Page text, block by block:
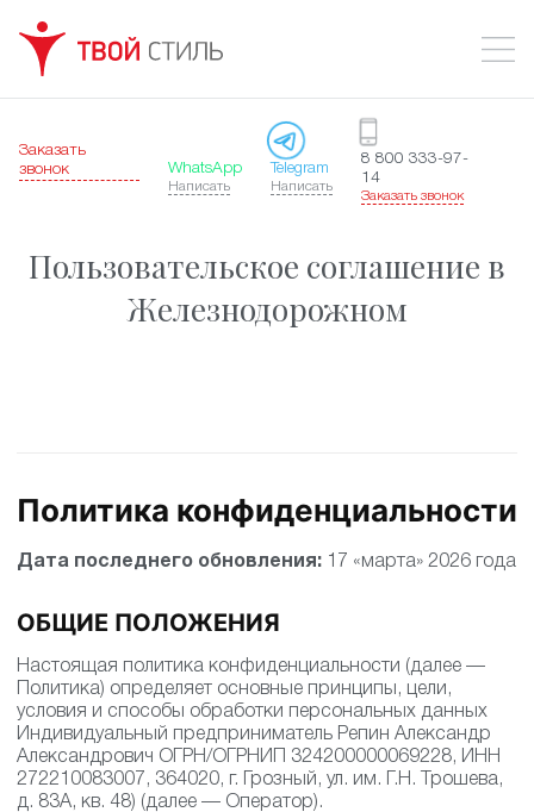
Заказать
звонок
WhatsApp
Написать
Telegram
Написать
8 800 333-97-
14
Заказать звонок
Пользовательское соглашение в
Железнодорожном
Политика конфиденциальности
Дата последнего обновления: 17 «марта» 2026 года
ОБЩИЕ ПОЛОЖЕНИЯ
Настоящая политика конфиденциальности (далее —
Политика) определяет основные принципы, цели,
условия и способы обработки персональных данных
Индивидуальный предприниматель Репин Александр
Александрович ОГРН/ОГРНИП 324200000069228, ИНН
272210083007, 364020, г. Грозный, ул. им. Г.Н. Трошева,
д. 83А, кв. 48) (далее — Оператор).